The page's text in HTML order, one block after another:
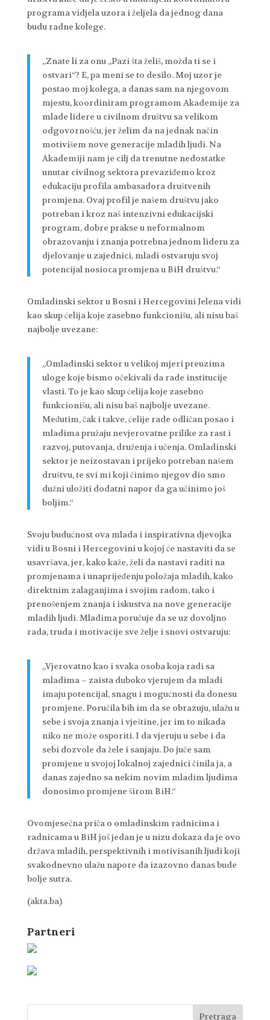
programa vidjela uzora i željela da jednog dana
budu radne kolege.
„Znate li za onu „Pazi šta želiš, možda ti se i
ostvari“? E, pa meni se to desilo. Moj uzor je
postao moj kolega, a danas sam na njegovom
mjestu, koordiniram programom Akademije za
mlade lidere u civilnom društvu sa velikom
odgovornošću, jer želim da na jednak način
motivišem nove generacije mladih ljudi. Na
Akademiji nam je cilj da trenutne nedostatke
unutar civilnog sektora prevaziđemo kroz
edukaciju profila ambasadora društvenih
promjena. Ovaj profil je našem društvu jako
potreban i kroz naš intenzivni edukacijski
program, dobre prakse u neformalnom
obrazovanju i znanja potrebna jednom lideru za
djelovanje u zajednici, mladi ostvaruju svoj
potencijal nosioca promjena u BiH društvu.“
Omladinski sektor u Bosni i Hercegovini Jelena vidi
kao skup ćelija koje zasebno funkcionišu, ali nisu baš
najbolje uvezane:
„Omladinski sektor u velikoj mjeri preuzima
uloge koje bismo očekivali da rade institucije
vlasti. To je kao skup ćelija koje zasebno
funkcionišu, ali nisu baš najbolje uvezane.
Međutim, čak i takve, ćelije rade odličan posao i
mladima pružaju nevjerovatne prilike za rast i
razvoj, putovanja, druženja i učenja. Omladinski
sektor je neizostavan i prijeko potreban našem
društvu, te svi mi koji činimo njegov dio smo
dužni uložiti dodatni napor da ga učinimo još
boljim.“
Svoju budućnost ova mlada i inspirativna djevojka
vidi u Bosni i Hercegovini u kojoj će nastaviti da se
usavršava, jer, kako kaže, želi da nastavi raditi na
promjenama i unaprijeđenju položaja mladih, kako
direktnim zalaganjima i svojim radom, tako i
prenošenjem znanja i iskustva na nove generacije
mladih ljudi. Mladima poručuje da se uz dovoljno
rada, truda i motivacije sve želje i snovi ostvaruju:
„Vjerovatno kao i svaka osoba koja radi sa
mladima – zaista duboko vjerujem da mladi
imaju potencijal, snagu i mogućnosti da donesu
promjene. Poručila bih im da se obrazuju, ulažu u
sebe i svoja znanja i vještine, jer im to nikada
niko ne može osporiti. I da vjeruju u sebe i da
sebi dozvole da žele i sanjaju. Do juče sam
promjene u svojoj lokalnoj zajednici činila ja, a
danas zajedno sa nekim novim mladim ljudima
donosimo promjene širom BiH.“
Ovomjesečna priča o omladinskim radnicima i
radnicama u BiH još jedan je u nizu dokaza da je ovo
država mladih, perspektivnih i motivisanih ljudi koji
svakodnevno ulažu napore da izazovno danas bude
bolje sutra.
(akta.ba)
Partneri